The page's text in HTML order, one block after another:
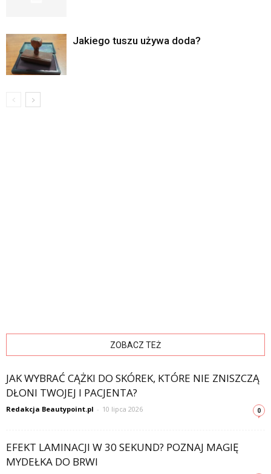
Jakiego tuszu używa doda?
ZOBACZ TEŻ
JAK WYBRAĆ CĄŻKI DO SKÓREK, KTÓRE NIE ZNISZCZĄ
DŁONI TWOJEJ I PACJENTA?
Redakcja Beautypoint.pl - 10 lipca 2026 0
EFEKT LAMINACJI W 30 SEKUND? POZNAJ MAGIĘ
MYDEŁKA DO BRWI